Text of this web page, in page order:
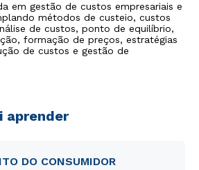
em gestão de custos empresariais e
métodos de custeio, custos
de custos, ponto de equilíbrio,
formação de preços, estratégias
de custos e gestão de
aprender
DO CONSUMIDOR